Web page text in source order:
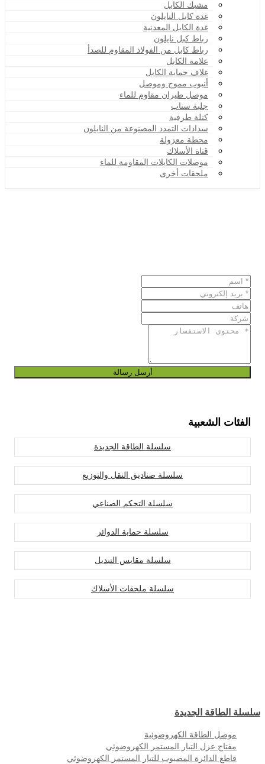
مشبك الكابل
غدة كابل النايلون
غدة الكابل المعدنية
رباط كبل نايلون
رباط كابل من الفولاذ المقاوم للصدأ
علامة الكابل
غلاف حماية الكابل
أنبوب مموج وموصل
موصل طيران مقاوم للماء
جلبة سناب
كتلة طرفية
سدادات التمدد المصنوعة من النايلون
محطة معزولة
قناة الأسلاك
موصلات الكابلات المقاومة للماء
ملحقات أخرى
أرسل رسالة
الفئات الشعبية
سلسلة الطاقة الجديدة
سلسلة صناديق النقل والتوزيع
سلسلة التحكم الصناعي
سلسلة حماية الدوائر
سلسلة مقابس التبديل
سلسلة ملحقات الأسلاك
سلسلة الطاقة الجديدة
موصل الطاقة الكهروضوئية
مفتاح عزل التيار المستمر الكهروضوئي
قاطع الدائرة المصبوب للتيار المستمر الكهروضوئي